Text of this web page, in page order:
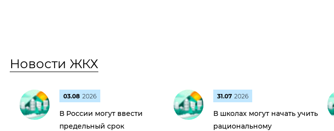
Новости ЖКХ
03.08 2026
В России могут ввести
предельный срок
31.07 2026
В школах могут начать учить
рациональному